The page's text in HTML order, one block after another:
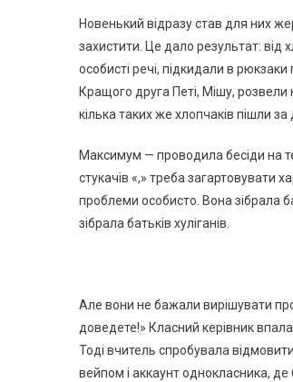
Новенький відразу став для них
захистити. Це дало результат: від
особисті речі, підкидали в
Кращого друга Петі, Мішу, розвели
кілька таких же хлопчаків пішли
Максимум — проводила бесіди на
стукачів «,» треба загартовувати
проблеми особисто. Вона зібрала
зібрала батьків хуліганів.
Але вони не бажали вирішувати
доведете!» Класний керівник
Тоді вчитель спробувала
вейпом і аккаунт однокласника, де